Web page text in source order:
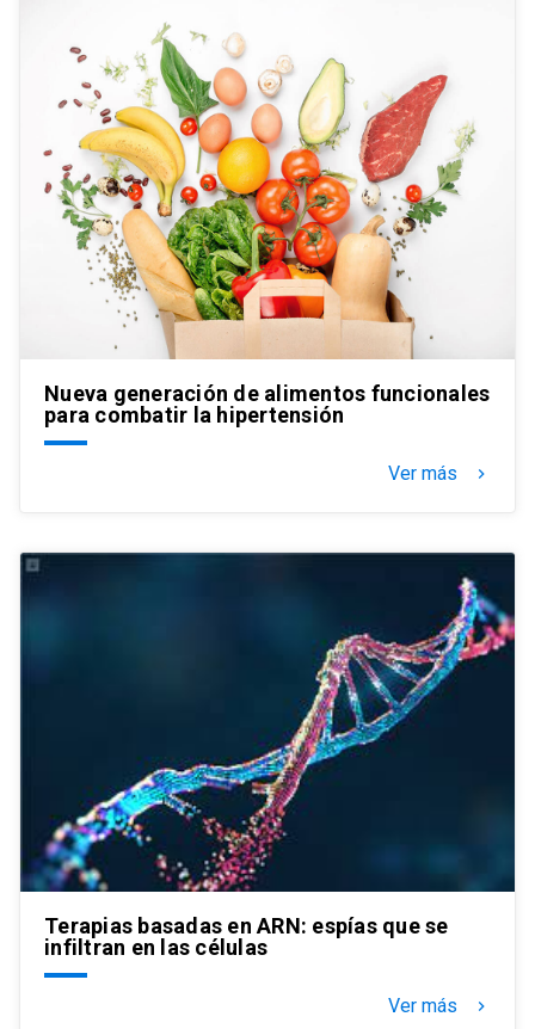
Nueva generación de alimentos funcionales
para combatir la hipertensión
Ver más keyboard_arrow_right
Terapias basadas en ARN: espías que se
infiltran en las células
Ver más keyboard_arrow_right